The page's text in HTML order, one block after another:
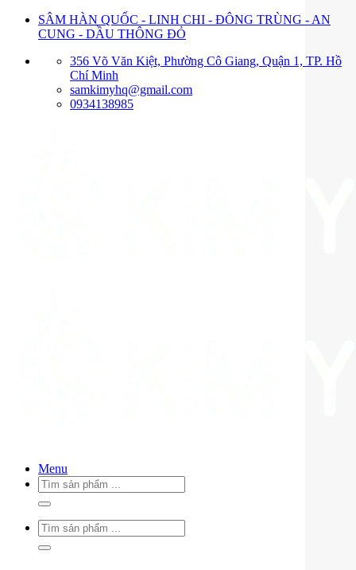
dung
SÂM HÀN QUỐC - LINH CHI - ĐÔNG TRÙNG - AN
CUNG - DẦU THÔNG ĐỎ
356 Võ Văn Kiệt, Phường Cô Giang, Quận 1, TP. Hồ
Chí Minh
samkimyhq@gmail.com
0934138985
Menu
Tìm
kiếm:
Tìm
kiếm: